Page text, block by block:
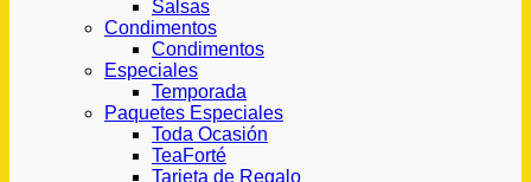
Salsas
Condimentos
Condimentos
Especiales
Temporada
Paquetes Especiales
Toda Ocasión
TeaForté
Tarjeta de Regalo